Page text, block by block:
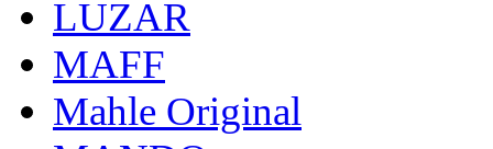
LUZAR
MAFF
Mahle Original